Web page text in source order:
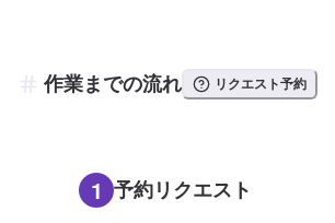
作業までの流れ リクエスト予約
1 予約リクエスト